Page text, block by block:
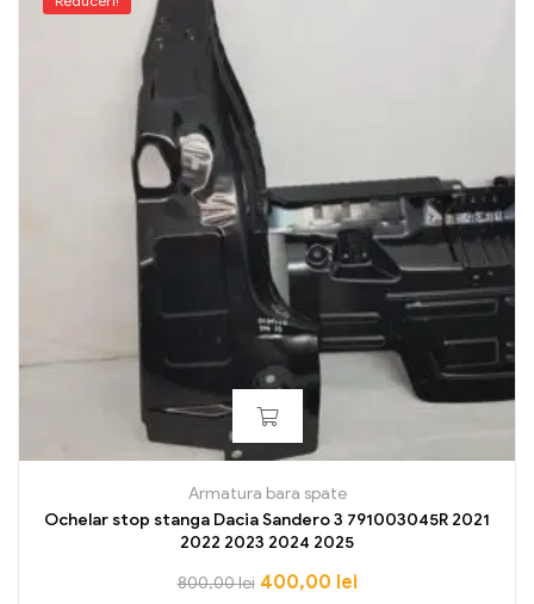
Armatura bara spate
Ochelar stop stanga Dacia Sandero 3 791003045R 2021
2022 2023 2024 2025
800,00lei 400,00 lei